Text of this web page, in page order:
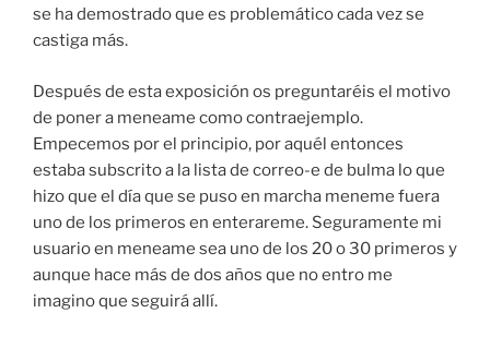
se ha demostrado que es problemático cada vez se
castiga más.
Después de esta exposición os preguntaréis el motivo
de poner a meneame como contraejemplo.
Empecemos por el principio, por aquél entonces
estaba subscrito a la lista de correo-e de bulma lo que
hizo que el día que se puso en marcha meneme fuera
uno de los primeros en enterareme. Seguramente mi
usuario en meneame sea uno de los 20 o 30 primeros y
aunque hace más de dos años que no entro me
imagino que seguirá allí.